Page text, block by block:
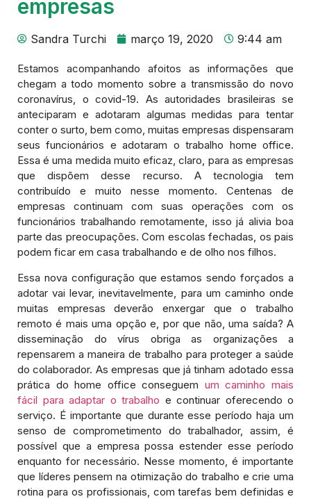
empresas
Sandra Turchi março 19, 2020 9:44 am
Estamos acompanhando afoitos as informações que
chegam a todo momento sobre a transmissão do novo
coronavírus, o covid-19. As autoridades brasileiras se
anteciparam e adotaram algumas medidas para tentar
conter o surto, bem como, muitas empresas dispensaram
seus funcionários e adotaram o trabalho home office.
Essa é uma medida muito eficaz, claro, para as empresas
que dispõem desse recurso. A tecnologia tem
contribuído e muito nesse momento. Centenas de
empresas continuam com suas operações com os
funcionários trabalhando remotamente, isso já alivia boa
parte das preocupações. Com escolas fechadas, os pais
podem ficar em casa trabalhando e de olho nos filhos.
Essa nova configuração que estamos sendo forçados a
adotar vai levar, inevitavelmente, para um caminho onde
muitas empresas deverão enxergar que o trabalho
remoto é mais uma opção e, por que não, uma saída? A
disseminação do vírus obriga as organizações a
repensarem a maneira de trabalho para proteger a saúde
do colaborador. As empresas que já tinham adotado essa
prática do home office conseguem um caminho mais
fácil para adaptar o trabalho e continuar oferecendo o
serviço. É importante que durante esse período haja um
senso de comprometimento do trabalhador, assim, é
possível que a empresa possa estender esse período
enquanto for necessário. Nesse momento, é importante
que líderes pensem na otimização do trabalho e crie uma
rotina para os profissionais, com tarefas bem definidas e